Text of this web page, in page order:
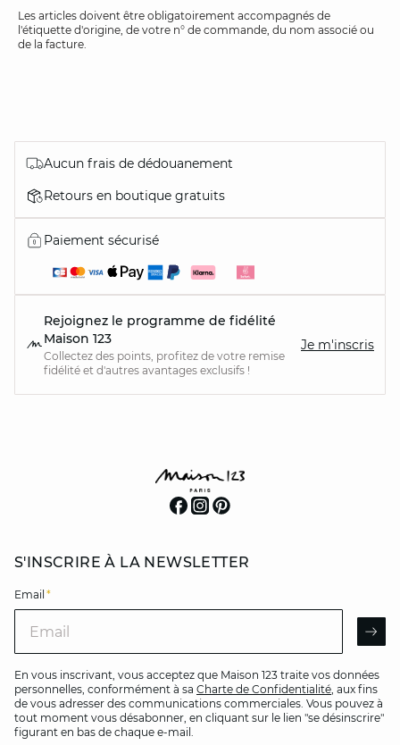
Les articles doivent être obligatoirement accompagnés de
l'étiquette d'origine, de votre n° de commande, du nom associé ou
de la facture.
Aucun frais de dédouanement
Retours en boutique gratuits
Paiement sécurisé
Rejoignez le programme de fidélité
Maison 123
Collectez des points, profitez de votre remise
fidélité et d'autres avantages exclusifs !
Je m'inscris
S'INSCRIRE À LA NEWSLETTER
Email *
En vous inscrivant, vous acceptez que Maison 123 traite vos données
personnelles, conformément à sa Charte de Confidentialité, aux fins
de vous adresser des communications commerciales. Vous pouvez à
tout moment vous désabonner, en cliquant sur le lien "se désinscrire"
figurant en bas de chaque e-mail.